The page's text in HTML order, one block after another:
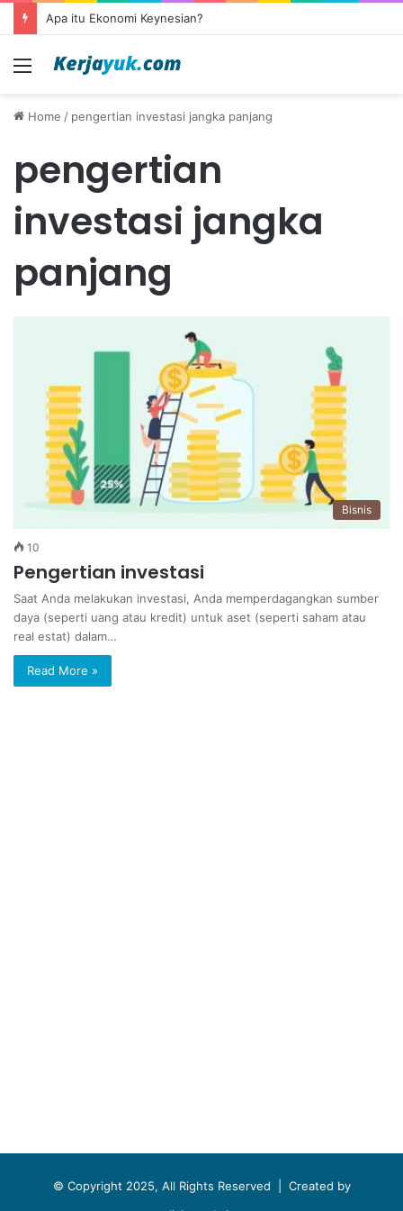
Apa itu Ekonomi Keynesian?
Menu
Home / pengertian investasi jangka panjang
pengertian
investasi jangka
panjang
Bisnis
10
Pengertian investasi
Saat Anda melakukan investasi, Anda memperdagangkan sumber
daya (seperti uang atau kredit) untuk aset (seperti saham atau
real estat) dalam…
Read More »
© Copyright 2025, All Rights Reserved | Created by